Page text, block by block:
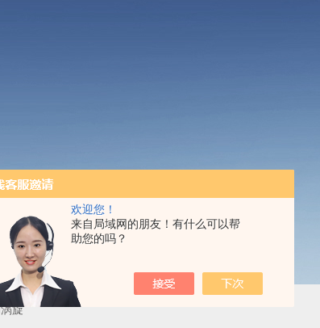
欢迎您！
来自局域网的朋友！有什么可以帮
助您的吗？
旋